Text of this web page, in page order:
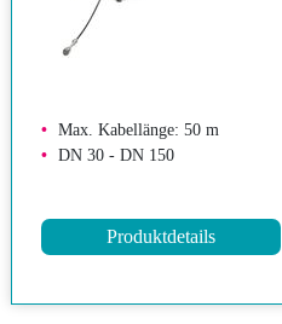
Max. Kabellänge: 50 m
DN 30 - DN 150
Produktdetails